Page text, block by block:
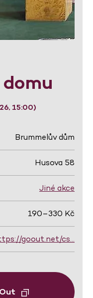
15:00)
Brummelův dům
Husova 58
Jiné akce
190–330 Kč
goout.net/cs…